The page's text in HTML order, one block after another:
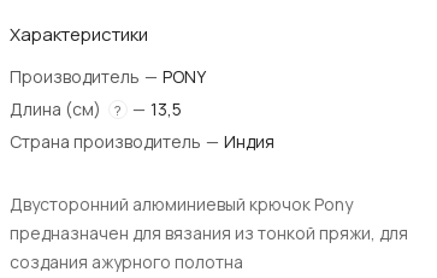
Характеристики
Производитель — PONY
Длина (см)
? — 13,5
Страна производитель — Индия
Двусторонний алюминиевый крючок Pony
предназначен для вязания из тонкой пряжи, для
создания ажурного полотна